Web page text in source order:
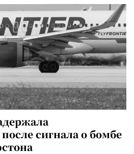
сигнала о бомбе